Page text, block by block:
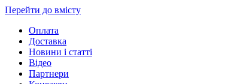
Перейти до вмісту
Оплата
Доставка
Новини і статті
Відео
Партнери